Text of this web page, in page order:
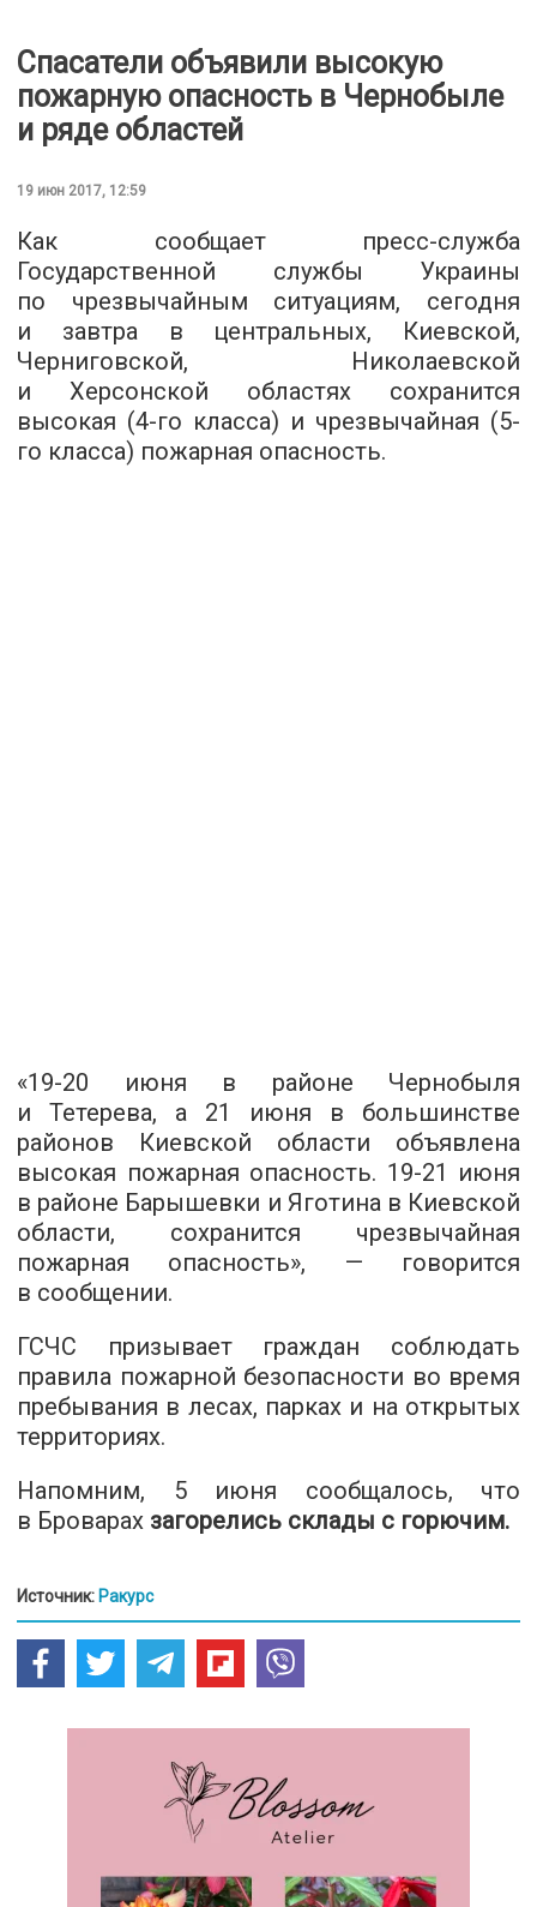
Спасатели объявили высокую
пожарную опасность в Чернобыле
и ряде областей
19 июн 2017, 12:59
Как сообщает пресс-служба
Государственной службы Украины
по чрезвычайным ситуациям, сегодня
и завтра в центральных, Киевской,
Черниговской, Николаевской
и Херсонской областях сохранится
высокая (4-го класса) и чрезвычайная (5-
го класса) пожарная опасность.
«19-20 июня в районе Чернобыля
и Тетерева, а 21 июня в большинстве
районов Киевской области объявлена
высокая пожарная опасность. 19-21 июня
в районе Барышевки и Яготина в Киевской
области, сохранится чрезвычайная
пожарная опасность», — говорится
в сообщении.
ГСЧС призывает граждан соблюдать
правила пожарной безопасности во время
пребывания в лесах, парках и на открытых
территориях.
Напомним, 5 июня сообщалось, что
в Броварах загорелись склады с горючим.
Источник: Ракурс